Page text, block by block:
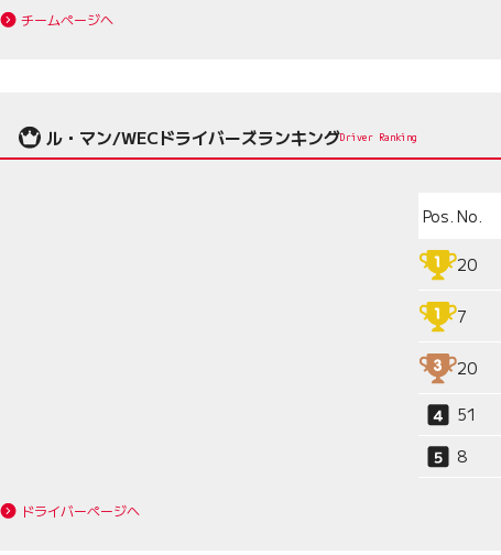
チームページへ
ル・マン/WECドライバーズランキングDriver Ranking
Pos. No.
20
7
20
51
8
ドライバーページへ